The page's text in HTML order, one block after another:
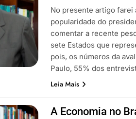
No presente artigo farei
popularidade do
comentar a recente
sete Estados que
pois, os números da
Paulo, 55% dos
Leia Mais
A Economia no